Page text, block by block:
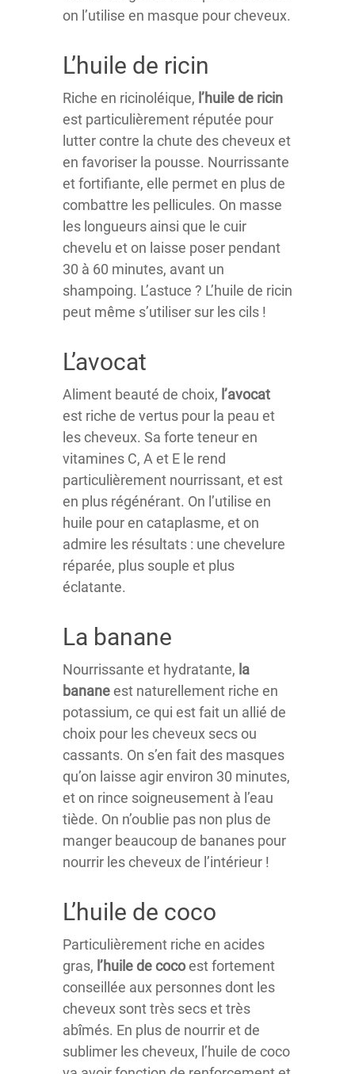
on l’utilise en masque pour cheveux.
L’huile de ricin
Riche en ricinoléique, l’huile de ricin
est particulièrement réputée pour
lutter contre la chute des cheveux et
en favoriser la pousse. Nourrissante
et fortifiante, elle permet en plus de
combattre les pellicules. On masse
les longueurs ainsi que le cuir
chevelu et on laisse poser pendant
30 à 60 minutes, avant un
shampoing. L’astuce ? L’huile de ricin
peut même s’utiliser sur les cils !
L’avocat
Aliment beauté de choix, l’avocat
est riche de vertus pour la peau et
les cheveux. Sa forte teneur en
vitamines C, A et E le rend
particulièrement nourrissant, et est
en plus régénérant. On l’utilise en
huile pour en cataplasme, et on
admire les résultats : une chevelure
réparée, plus souple et plus
éclatante.
La banane
Nourrissante et hydratante, la
bananeest naturellement riche en
potassium, ce qui est fait un allié de
choix pour les cheveux secs ou
cassants. On s’en fait des masques
qu’on laisse agir environ 30 minutes,
et on rince soigneusement à l’eau
tiède. On n’oublie pas non plus de
manger beaucoup de bananes pour
nourrir les cheveux de l’intérieur !
L’huile de coco
Particulièrement riche en acides
gras, l’huile de cocoest fortement
conseillée aux personnes dont les
cheveux sont très secs et très
abîmés. En plus de nourrir et de
sublimer les cheveux, l’huile de coco